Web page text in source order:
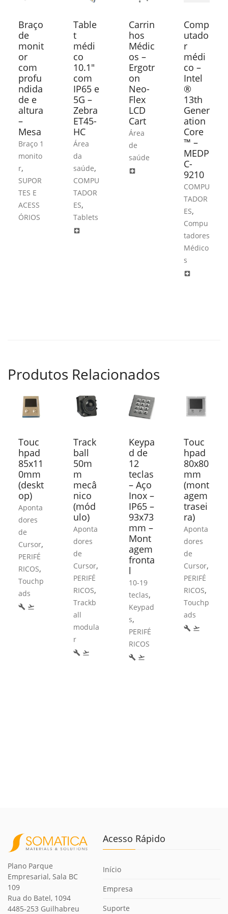
Braço
de
monit
or
com
profu
ndida
de e
altura
–
Mesa
Braço 1
monito
r,
SUPOR
TES E
ACESS
ÓRIOS
Table
t
médi
co
10.1″
com
IP65 e
5G –
Zebra
ET45-
HC
Área
da
saúde,
COMPU
TADOR
ES,
Tablets
local_hospital
Carrin
hos
Médic
os –
Ergotr
on
Neo-
Flex
LCD
Cart
Área
de
saúde
local_hospital
Comp
utado
r
médi
co –
Intel
®
13th
Gener
ation
Core
™ –
MEDP
C-
9210
COMPU
TADOR
ES,
Compu
tadores
Médico
s
local_hospital
Produtos Relacionados
Touc
hpad
85x11
0mm
(deskt
op)
Aponta
dores
de
Cursor,
PERIFÉ
RICOS,
Touchp
ads
build flight_takeoff
Track
ball
50m
m
mecâ
nico
(mód
ulo)
Aponta
dores
de
Cursor,
PERIFÉ
RICOS,
Trackb
all
modula
r
build flight_takeoff
Keypa
d de
12
teclas
– Aço
Inox –
IP65 –
93x73
mm –
Mont
agem
fronta
l
10-19
teclas,
Keypad
s,
PERIFÉ
RICOS
build flight_takeoff
Touc
hpad
80x80
mm
(mont
agem
trasei
ra)
Aponta
dores
de
Cursor,
PERIFÉ
RICOS,
Touchp
ads
build flight_takeoff
Plano Parque
Empresarial, Sala BC
109
Rua do Batel, 1094
4485-253 Guilhabreu
Acesso Rápido
Início
Empresa
Suporte